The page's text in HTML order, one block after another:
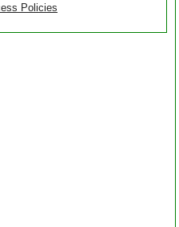
Policies